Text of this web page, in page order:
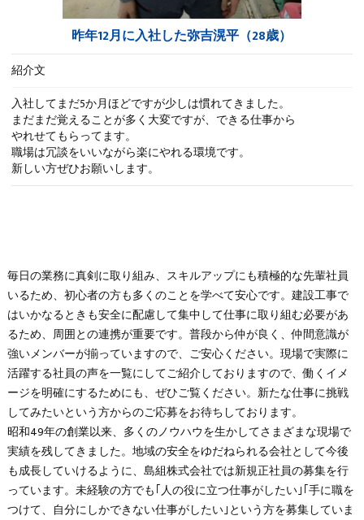
昨年12月に入社した弥吉滉平（28歳）
紹介文
入社してまだ5か月ほどですが少しは慣れてきました。
まだまだ覚えることが多く大変ですが、できる仕事から
やれせてもらってます。
職場は冗談をいいながら楽にやれる環境です。
新しい方ぜひお願いします。
毎日の業務に真剣に取り組み、スキルアップにも積極的な先輩社員
いるため、初心者の方も多くのことを学べて安心です。建設工事で
はいかなるときも安全に配慮して集中して仕事に取り組む必要があ
るため、周囲との連携が重要です。普段から仲が良く、仲間意識が
強いメンバーが揃っていますので、ご安心ください。現場で実際に
活躍する社員の声を一覧にしてご紹介しておりますので、働くイメ
ージを明確にするためにも、ぜひご覧ください。新たな仕事に挑戦
してみたいという方からのご応募をお待ちしております。
昭和49年の創業以来、多くのノウハウを生かしてさまざまな現場で
実績を残してきました。地域の安全をゆだねられる会社として今後
も成長していけるように、島組株式会社では新規正社員の募集を行
っています。未経験の方でも｢人の役に立つ仕事がしたい｣｢手に職を
つけて、自分にしかできない仕事がしたい｣という方を募集していま